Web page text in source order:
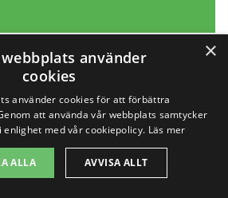
en
för
i andra
×
använder
cookies
använder cookies för att förbättra
att använda vår webbplats samtycker
med vår cookiepolicy. Läs mer
ALLA AVVISA ALLT